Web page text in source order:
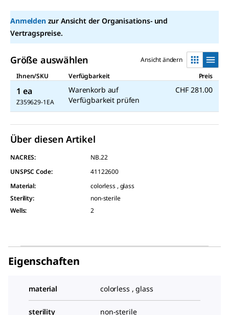
Anmeldenzur Ansicht der Organisations- und
Vertragspreise.
Größe auswählen
Ansicht ändern
Ihnen/SKU
Verfügbarkeit Preis
1 ea
Z359629-1EA
Warenkorb auf
Verfügbarkeit prüfen
CHF 281.00
Über diesen Artikel
NACRES:
NB.22
UNSPSC Code:
41122600
Material:
colorless , glass
Sterility:
non-sterile
Wells: 2
Eigenschaften
material colorless , glass
sterility non-sterile